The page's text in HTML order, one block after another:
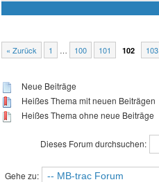
« Zurück 1 … 100 101 102 103
Neue Beiträge
Heißes Thema mit neuen Beiträgen
Heißes Thema ohne neue Beiträge
Dieses Forum durchsuchen:
Gehe zu: